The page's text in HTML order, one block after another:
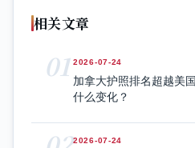
相关文章
01 2026-07-24
加拿大护照排名超越美
什么变化？
2026-07-24